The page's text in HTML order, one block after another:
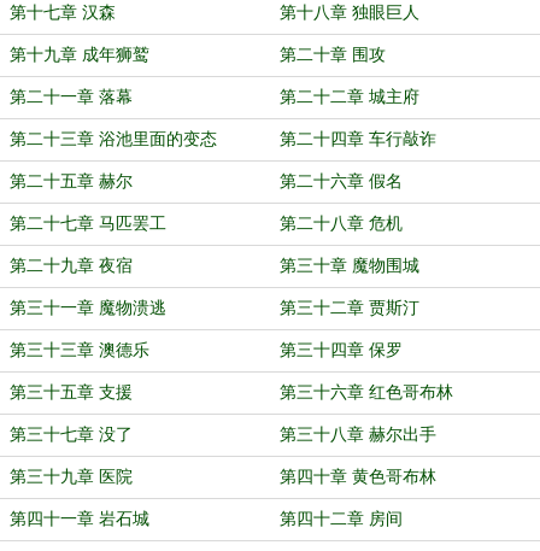
第十七章 汉森 第十八章 独眼巨人
第十九章 成年狮鹫 第二十章 围攻
第二十一章 落幕 第二十二章 城主府
第二十三章 浴池里面的变态 第二十四章 车行敲诈
第二十五章 赫尔 第二十六章 假名
第二十七章 马匹罢工 第二十八章 危机
第二十九章 夜宿 第三十章 魔物围城
第三十一章 魔物溃逃 第三十二章 贾斯汀
第三十三章 澳德乐 第三十四章 保罗
第三十五章 支援 第三十六章 红色哥布林
第三十七章 没了 第三十八章 赫尔出手
第三十九章 医院 第四十章 黄色哥布林
第四十一章 岩石城 第四十二章 房间